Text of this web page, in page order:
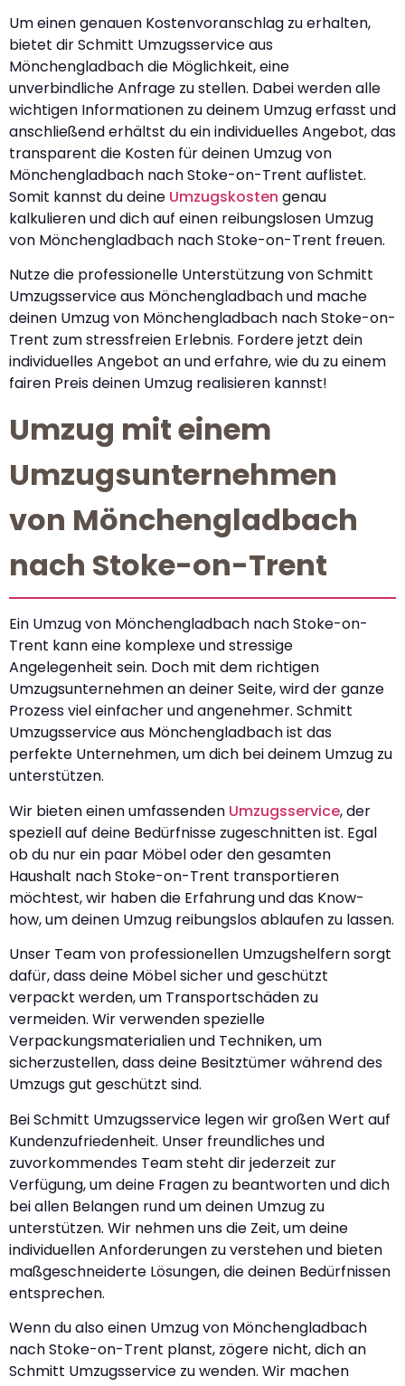
Um einen genauen Kostenvoranschlag zu erhalten,
bietet dir Schmitt Umzugsservice aus
Mönchengladbach die Möglichkeit, eine
unverbindliche Anfrage zu stellen. Dabei werden alle
wichtigen Informationen zu deinem Umzug erfasst und
anschließend erhältst du ein individuelles Angebot, das
transparent die Kosten für deinen Umzug von
Mönchengladbach nach Stoke-on-Trent auflistet.
Somit kannst du deine Umzugskosten genau
kalkulieren und dich auf einen reibungslosen Umzug
von Mönchengladbach nach Stoke-on-Trent freuen.
Nutze die professionelle Unterstützung von Schmitt
Umzugsservice aus Mönchengladbach und mache
deinen Umzug von Mönchengladbach nach Stoke-on-
Trent zum stressfreien Erlebnis. Fordere jetzt dein
individuelles Angebot an und erfahre, wie du zu einem
fairen Preis deinen Umzug realisieren kannst!
Umzug mit einem
Umzugsunternehmen
von Mönchengladbach
nach Stoke-on-Trent
Ein Umzug von Mönchengladbach nach Stoke-on-
Trent kann eine komplexe und stressige
Angelegenheit sein. Doch mit dem richtigen
Umzugsunternehmen an deiner Seite, wird der ganze
Prozess viel einfacher und angenehmer. Schmitt
Umzugsservice aus Mönchengladbach ist das
perfekte Unternehmen, um dich bei deinem Umzug zu
unterstützen.
Wir bieten einen umfassenden Umzugsservice, der
speziell auf deine Bedürfnisse zugeschnitten ist. Egal
ob du nur ein paar Möbel oder den gesamten
Haushalt nach Stoke-on-Trent transportieren
möchtest, wir haben die Erfahrung und das Know-
how, um deinen Umzug reibungslos ablaufen zu lassen.
Unser Team von professionellen Umzugshelfern sorgt
dafür, dass deine Möbel sicher und geschützt
verpackt werden, um Transportschäden zu
vermeiden. Wir verwenden spezielle
Verpackungsmaterialien und Techniken, um
sicherzustellen, dass deine Besitztümer während des
Umzugs gut geschützt sind.
Bei Schmitt Umzugsservice legen wir großen Wert auf
Kundenzufriedenheit. Unser freundliches und
zuvorkommendes Team steht dir jederzeit zur
Verfügung, um deine Fragen zu beantworten und dich
bei allen Belangen rund um deinen Umzug zu
unterstützen. Wir nehmen uns die Zeit, um deine
individuellen Anforderungen zu verstehen und bieten
maßgeschneiderte Lösungen, die deinen Bedürfnissen
entsprechen.
Wenn du also einen Umzug von Mönchengladbach
nach Stoke-on-Trent planst, zögere nicht, dich an
Schmitt Umzugsservice zu wenden. Wir machen